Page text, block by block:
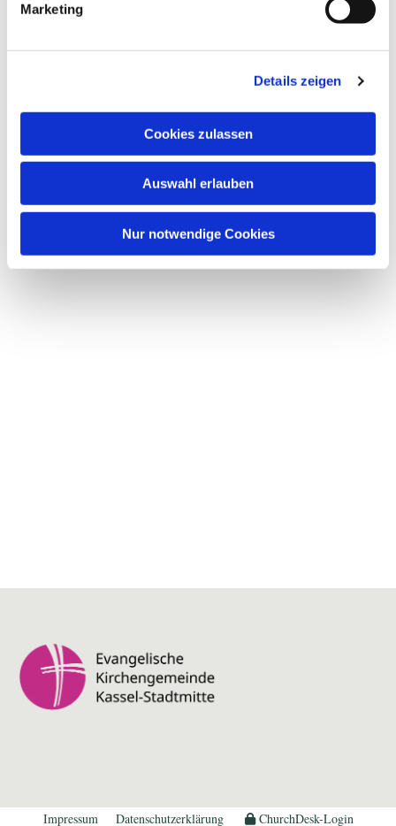
Marketing
Details zeigen
Cookies zulassen
Auswahl erlauben
Nur notwendige Cookies
Dies könnte Sie auch
interessieren
Impressum Datenschutzerklärung ChurchDesk-Login